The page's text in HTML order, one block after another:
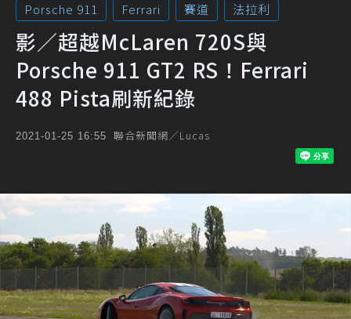
Porsche 911 Ferrari 賽道 法拉利
影／超越McLaren 720S與
Porsche 911 GT2 RS！Ferrari
488 Pista刷新紀錄
2021-01-25 16:55 聯合新聞網／Lucas